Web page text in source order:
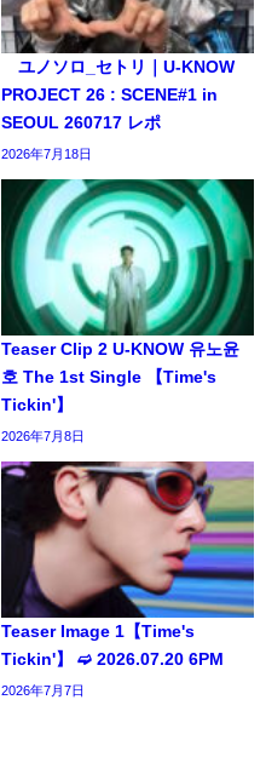
ユノソロ_セトリ｜U-KNOW
PROJECT 26 : SCENE#1 in
SEOUL 260717 レポ
2026年7月18日
Teaser Clip 2 U-KNOW 유노윤
호 The 1st Single 【Time's
Tickin'】
2026年7月8日
Teaser Image 1【Time's
Tickin'】 ➫ 2026.07.20 6PM
2026年7月7日